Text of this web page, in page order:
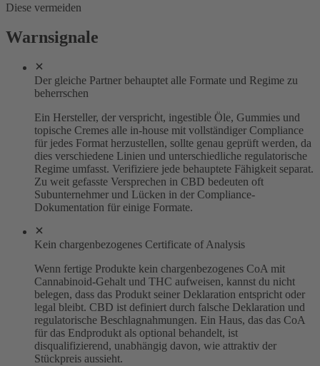
Diese vermeiden
Warnsignale
Der gleiche Partner behauptet alle Formate und Regime zu
beherrschen
Ein Hersteller, der verspricht, ingestible Öle, Gummies und
topische Cremes alle in-house mit vollständiger Compliance
für jedes Format herzustellen, sollte genau geprüft werden, da
dies verschiedene Linien und unterschiedliche regulatorische
Regime umfasst. Verifiziere jede behauptete Fähigkeit separat.
Zu weit gefasste Versprechen in CBD bedeuten oft
Subunternehmer und Lücken in der Compliance-
Dokumentation für einige Formate.
Kein chargenbezogenes Certificate of Analysis
Wenn fertige Produkte kein chargenbezogenes CoA mit
Cannabinoid-Gehalt und THC aufweisen, kannst du nicht
belegen, dass das Produkt seiner Deklaration entspricht oder
legal bleibt. CBD ist definiert durch falsche Deklaration und
regulatorische Beschlagnahmungen. Ein Haus, das das CoA
für das Endprodukt als optional behandelt, ist
disqualifizierend, unabhängig davon, wie attraktiv der
Stückpreis aussieht.